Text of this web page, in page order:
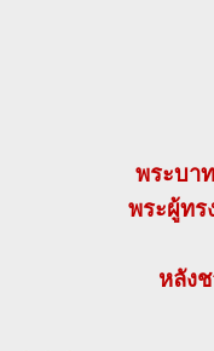
พระบา
พระผู้ทร
หลัง